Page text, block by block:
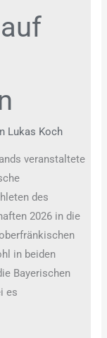
Lukas Koch
veranstaltete
des
2026 in die
in beiden
Bayerischen
es